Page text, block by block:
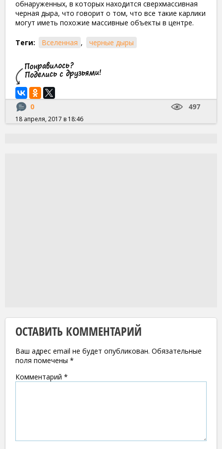
обнаруженных, в которых находится сверхмассивная
черная дыра, что говорит о том, что все такие карлики
могут иметь похожие массивные объекты в центре.
Теги: Вселенная , черные дыры
0 497
18 апреля, 2017 в 18:46
ОСТАВИТЬ КОММЕНТАРИЙ
Ваш адрес email не будет опубликован. Обязательные
поля помечены *
Комментарий *